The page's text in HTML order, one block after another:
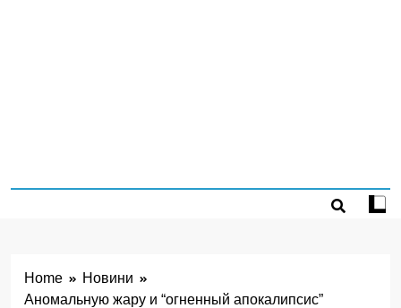
Home
Новини
Аномальную жару и “огненный апокалипсис”